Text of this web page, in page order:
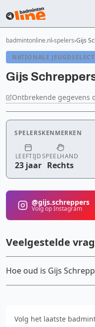
badmintonline.nl spelers Gijs
NATIONALE
Gijs
Ontbrekende gegevens
SPELERSKENMERKEN
LEEFTIJD
23 jaar
SPEELHAND
Rechts
@gijs.schreppers
Volg op Instagram
Veelgestelde
Hoe oud is Gijs
Volg het laatste